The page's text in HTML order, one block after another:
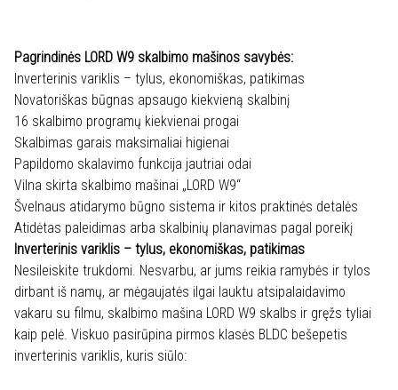
Pagrindinės LORD W9 skalbimo mašinos savybės:
Inverterinis variklis – tylus, ekonomiškas, patikimas
Novatoriškas būgnas apsaugo kiekvieną skalbinį
16 skalbimo programų kiekvienai progai
Skalbimas garais maksimaliai higienai
Papildomo skalavimo funkcija jautriai odai
Vilna skirta skalbimo mašinai „LORD W9“
Švelnaus atidarymo būgno sistema ir kitos praktinės detalės
Atidėtas paleidimas arba skalbinių planavimas pagal poreikį
Inverterinis variklis – tylus, ekonomiškas, patikimas
Nesileiskite trukdomi. Nesvarbu, ar jums reikia ramybės ir tylos
dirbant iš namų, ar mėgaujatės ilgai lauktu atsipalaidavimo
vakaru su filmu, skalbimo mašina LORD W9 skalbs ir gręžs tyliai
kaip pelė. Viskuo pasirūpina pirmos klasės BLDC bešepetis
inverterinis variklis, kuris siūlo: